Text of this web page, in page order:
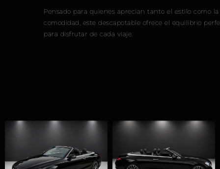
Pensado para quienes aprecian tanto el estilo como la
comodidad, este descapotable ofrece el equilibrio perfecto
para disfrutar de cada viaje.